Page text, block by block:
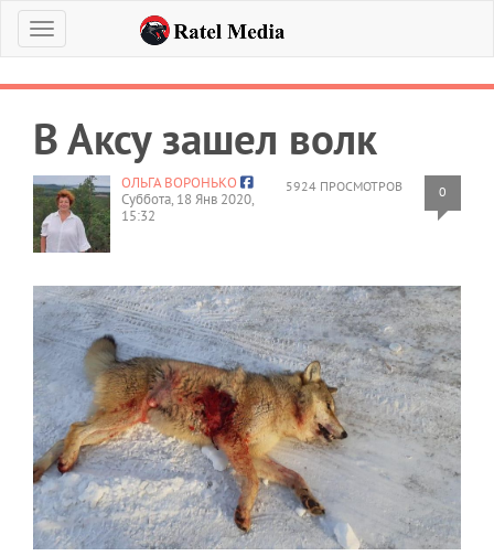
Меню
В Аксу зашел волк
5924 ПРОСМОТРОВ 0
ОЛЬГА ВОРОНЬКО
Суббота, 18 Янв 2020,
15:32